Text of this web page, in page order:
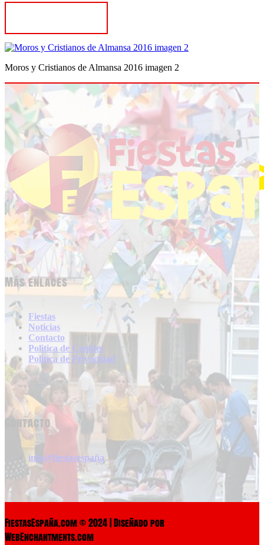
Moros y Cristianos de Almansa 2016 imagen 2
Más enlaces
Fiestas
Noticias
Contacto
Politica de Cookies
Politica de Privacidad
Contacto
info@fiestasespaña
FiestasEspaña.com © 2024 | Diseñado por
WebEnchantments.com